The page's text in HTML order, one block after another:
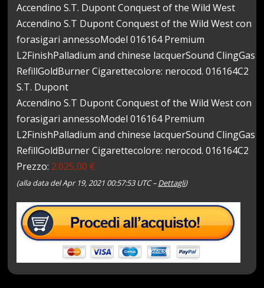
Accendino S.T. Dupont Conquest of the Wild West
Accendino S.T Dupont Conquest of the Wild West con
forasigari annessoModel 016164 Premium
L2FinishPalladium and chinese lacquerSound ClingGas
RefillGoldBurner Cigarettecolore: nerocod. 016164C2
S.T. Dupont
Accendino S.T Dupont Conquest of the Wild West con
forasigari annessoModel 016164 Premium
L2FinishPalladium and chinese lacquerSound ClingGas
RefillGoldBurner Cigarettecolore: nerocod. 016164C2
Prezzo: 2.025,00 €
(alla data del Apr 19, 2021 00:57:53 UTC –Dettagli)